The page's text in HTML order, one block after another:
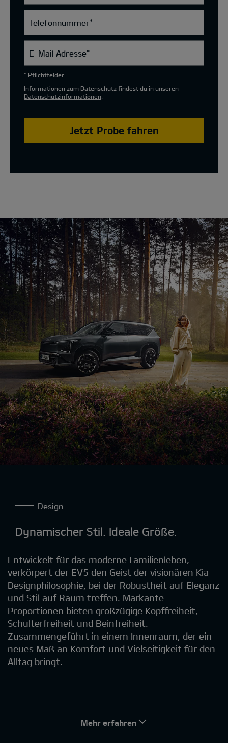
Telefonnummer*
E-Mail Adresse*
* Pflichtfelder
Informationen zum Datenschutz findest du in unseren
Datenschutzinformationen
Jetzt Probe fahren
Design
Dynamischer Stil. Ideale Größe.
Entwickelt für das moderne Familienleben,
verkörpert der EV5 den Geist der visionären Kia
Designphilosophie, bei der Robustheit auf Eleganz
und Stil auf Raum treffen. Markante
Proportionen bieten großzügige Kopffreiheit,
Schulterfreiheit und Beinfreiheit.
Zusammengeführt in einem Innenraum, der ein
neues Maß an Komfort und Vielseitigkeit für den
Alltag bringt.
Mehr erfahren